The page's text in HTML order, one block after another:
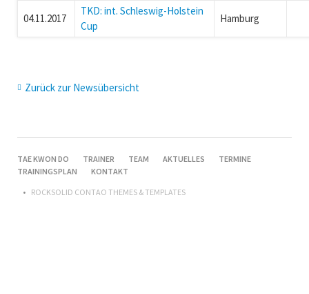
04.11.2017
TKD: int. Schleswig-Holstein
Cup
Hamburg
Zurück zur Newsübersicht
NAVIGATION
ÜBERSPRINGEN
TAE KWON DO TRAINER TEAM AKTUELLES
TERMINE
TRAININGSPLAN
KONTAKT
ROCKSOLID CONTAO THEMES & TEMPLATES